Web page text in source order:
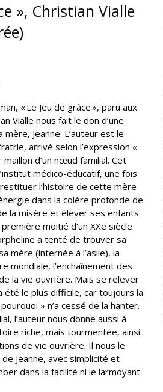
», Christian Vialle
« Le Jeu de grâce », paru aux
Vialle nous fait le don d’une
Jeanne. L’auteur est le
arrivé selon l’expression «
d’un nœud familial. Cet
médico-éducatif, une fois
l’histoire de cette mère
dans la colère profonde de
la misère et élever ses enfants
moitié d’un XXe siècle
a tenté de trouver sa
mère (internée à l’asile), la
mondiale, l’enchaînement des
la vie ouvrière. Mais se relever
été le plus difficile, car toujours la
» n’a cessé de la hanter.
l’auteur nous donne aussi à
riche, mais tourmentée, ainsi
de vie ouvrière. Il nous le
Jeanne, avec simplicité et
dans la facilité ni le larmoyant.